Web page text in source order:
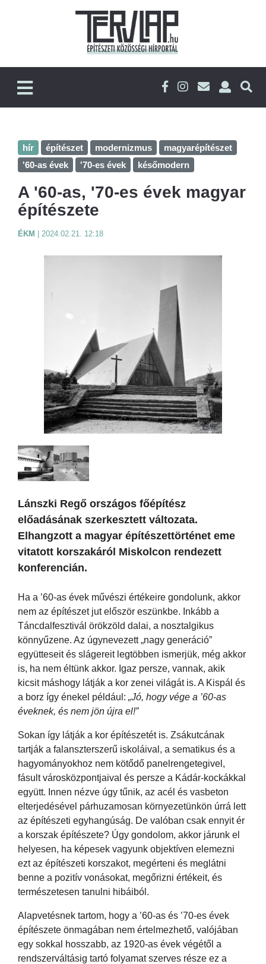
hír építészet modernizmus
magyarépítészet
'60-as évek
'70-es évek későmodern
A '60-as, '70-es évek magyar
építészete
ÉKM 2024.02.21. 12:18
Lánszki Regő országos főépítész
előadásának szerkesztett változata.
Elhangzott a magyar építészettörténet eme
vitatott korszakáról Miskolcon rendezett
konferencián.
Ha a ’60-as évek művészi értékeire gondolunk, akkor
nem az építészet jut először eszünkbe. Inkább a
Táncdalfesztivál örökzöld dalai, a nosztalgikus
könnyűzene. Az úgynevezett „nagy generáció”
együtteseit és slágereit legtöbben ismerjük, még akkor
is, ha nem éltünk akkor. Igaz persze, vannak, akik
kicsit máshogy látják a kor zenei világát is. A Kispál és
a borz így énekel például: „Jó, hogy vége a ’60-as
éveknek, és nem jön újra el!”
Sokan így látják a kor építészetét is. Zsákutcának
tartják a falanszterszerű iskoláival, a sematikus és a
hagyományokhoz nem kötődő panelrengetegivel,
fásult városközpontjaival és persze a Kádár-kockákkal
együtt. Innen nézve úgy tűnik, az acél és vasbeton
elterjedésével párhuzamosan környezetünkön úrrá lett
az építészeti egyhangúság. De valóban csak ennyit ér
a korszak építészete? Úgy gondolom, akkor járunk el
helyesen, ha képesek vagyunk objektíven elemezni
ezt az építészeti korszakot, megérteni és meglátni
benne a pozitív vonásokat, megőrizni értékeit, és
természetesen tanulni hibáiból.
Alapvetésnek tartom, hogy a ’60-as és ’70-es évek
építészete önmagában nem értelmezhető, valójában
egy sokkal hosszabb, az 1920-as évek végétől a
rendszerváltásig tartó folyamat szerves része ez a